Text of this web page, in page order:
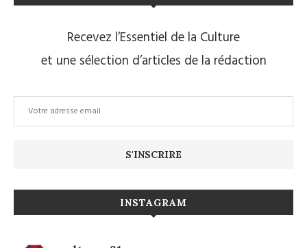
Recevez l’Essentiel de la Culture
et une sélection d’articles de la rédaction
INSTAGRAM